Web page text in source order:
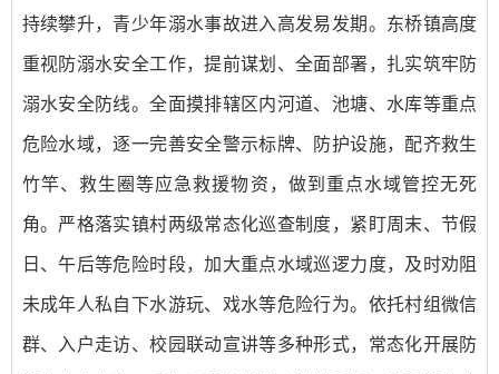
持续攀升，青少年溺水事故进入高发易发期。东桥镇高度
重视防溺水安全工作，提前谋划、全面部署，扎实筑牢防
溺水安全防线。全面摸排辖区内河道、池塘、水库等重点
危险水域，逐一完善安全警示标牌、防护设施，配齐救生
竹竿、救生圈等应急救援物资，做到重点水域管控无死
角。严格落实镇村两级常态化巡查制度，紧盯周末、节假
日、午后等危险时段，加大重点水域巡逻力度，及时劝阻
未成年人私自下水游玩、戏水等危险行为。依托村组微信
群、入户走访、校园联动宣讲等多种形式，常态化开展防